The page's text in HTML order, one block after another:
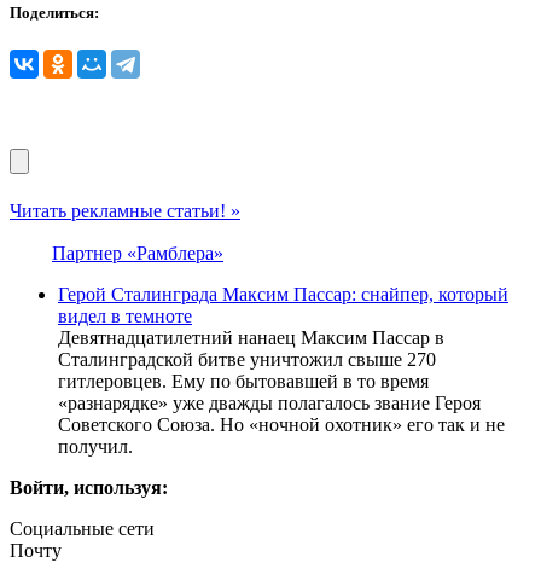
Поделиться:
Читать рекламные статьи! »
Партнер «Рамблера»
Герой Сталинграда Максим Пассар: снайпер, который
видел в темноте
Девятнадцатилетний нанаец Максим Пассар в
Сталинградской битве уничтожил свыше 270
гитлеровцев. Ему по бытовавшей в то время
«разнарядке» уже дважды полагалось звание Героя
Советского Союза. Но «ночной охотник» его так и не
получил.
Войти, используя:
Социальные сети
Почту